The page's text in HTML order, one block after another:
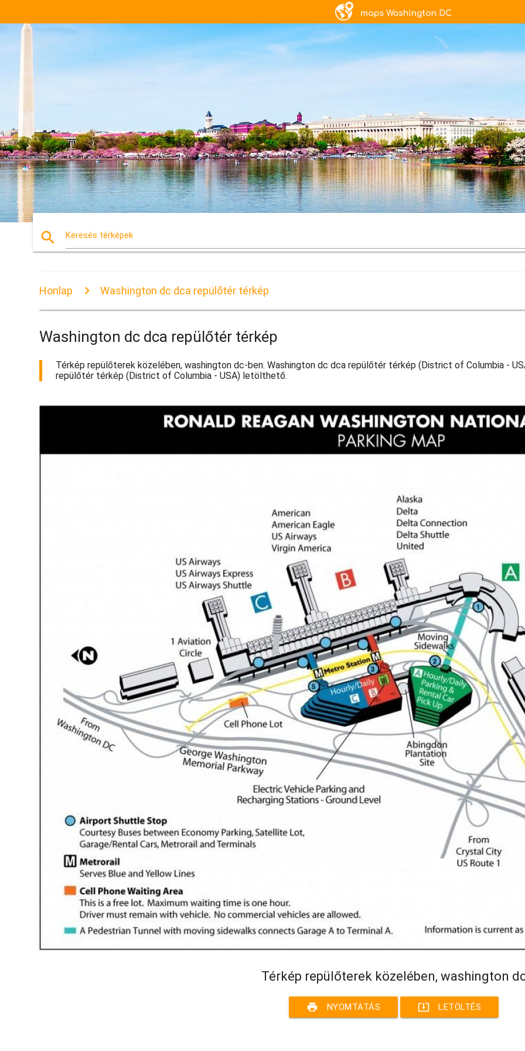
search Keresés térképek
Honlap Washington dc dca repülőtér térkép
Washington dc dca repülőtér térkép
Térkép repülőterek közelében, washington dc-ben. Washington dc dca repülőtér térkép (District of Columbia -
repülőtér térkép (District of Columbia - USA) letölthető.
Térkép repülőterek közelében, washington
print NYOMTATÁS system_update_alt LETÖLTÉS